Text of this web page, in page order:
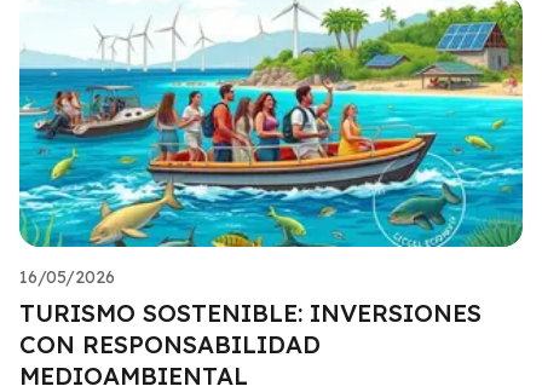
16/05/2026
TURISMO SOSTENIBLE: INVERSIONES
CON RESPONSABILIDAD
MEDIOAMBIENTAL